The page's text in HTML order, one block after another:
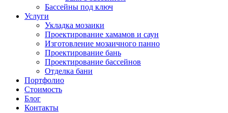
Бассейны под ключ
Услуги
Укладка мозаики
Проектирование хамамов и саун
Изготовление мозаичного панно
Проектирование бань
Проектирование бассейнов
Отделка бани
Портфолио
Стоимость
Блог
Контакты